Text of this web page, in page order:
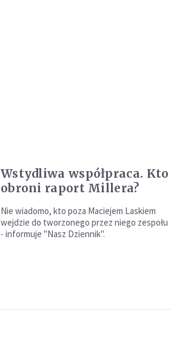
Wstydliwa współpraca. Kto
obroni raport Millera?
Nie wiadomo, kto poza Maciejem Laskiem
wejdzie do tworzonego przez niego zespołu
- informuje "Nasz Dziennik".